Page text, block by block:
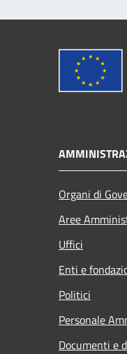
Organi di
Aree
Uffici
Enti e
Politici
Personale
Documenti e